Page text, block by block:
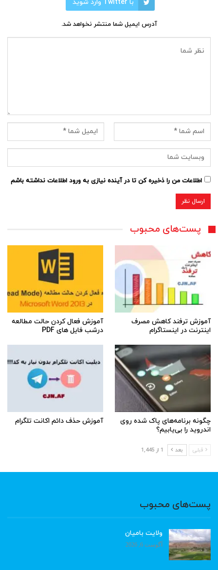
با Twitter وارد شوید
آدرس ایمیل شما منتشر نخواهد شد.
اطلاعات من را ذخیره کن تا در آینده نیازی به ورود اطلاعات نداشته باشم
پست‌های محبوب
آموزش ترفند کاهش مصرف
اینترنت در اینستاگرام
آموزش فعال کردن حالت مطالعه
درشب فایل های PDF
چگونه برنامه‌های پاک شده روی
اندروید را بی‌یابیم؟
آموزش حذف دائم اکانت تلگرام
قبلی بعد 1 از 1,445
پست‌های محبوب
ولایت بامیان
آگوست 6, 2026